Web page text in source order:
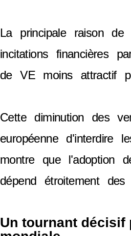
La principale raison
incitations financières
de VE moins attractif
Cette diminution des
européenne d'interdire
montre que l'adoption
dépend étroitement des
Un tournant